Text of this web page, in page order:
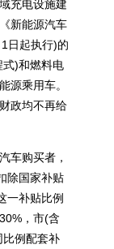
充电设施建
新能源汽车
日起执行)的
式)和燃料电
源乘用车。
政均不再给
车购买者，
除国家补贴
一补贴比例
，市(含
例配套补